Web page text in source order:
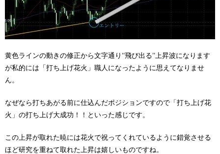
黄色ラインの動きの修正から文字通り’’飛び出る’’上昇波になります
が私的には「打ち上げ花火」職人になったように思えてなりませ
ん。
なぜなら打ちあがる前に仕込んだポジションですので「打ち上げ花
火」の打ち上げ大成功！！といった感じです。
この上昇が取れた暁には花火で祝ってくれているように錯覚させる
ほど研究を重ねて取れた上昇は嬉しいものですね。